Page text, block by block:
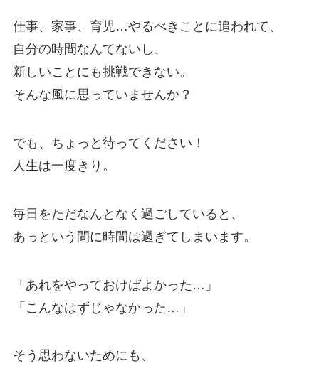
仕事、家事、育児…やるべきことに追われて、
自分の時間なんてないし、
新しいことにも挑戦できない。
そんな風に思っていませんか？
でも、ちょっと待ってください！
人生は一度きり。
毎日をただなんとなく過ごしていると、
あっという間に時間は過ぎてしまいます。
「あれをやっておけばよかった…」
「こんなはずじゃなかった…」
そう思わないためにも、